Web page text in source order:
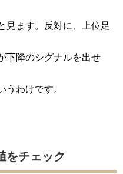
見ます。反対に、上位足
下降のシグナルを出せ
うわけです。
をチェック